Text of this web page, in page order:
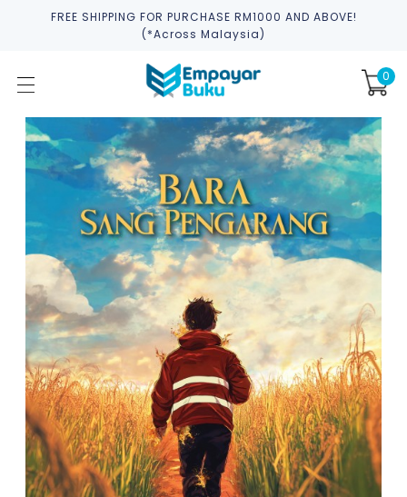
FREE SHIPPING FOR PURCHASE RM1000 AND ABOVE!
(*across Malaysia)
0